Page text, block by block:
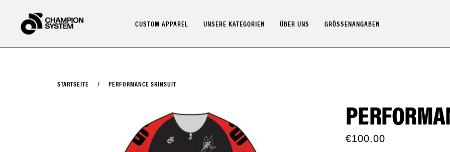
CUSTOM APPAREL UNSERE KATEGORIEN ÜBER UNS GRÖSSENANGABEN
STARTSEITE / PERFORMANCE SKINSUIT
€100.00